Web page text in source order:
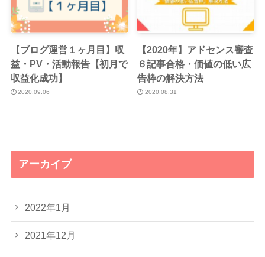
【ブログ運営１ヶ月目】収
益・PV・活動報告【初月で
収益化成功】
2020.09.06
【2020年】アドセンス審査
６記事合格・価値の低い広
告枠の解決方法
2020.08.31
アーカイブ
2022年1月
2021年12月